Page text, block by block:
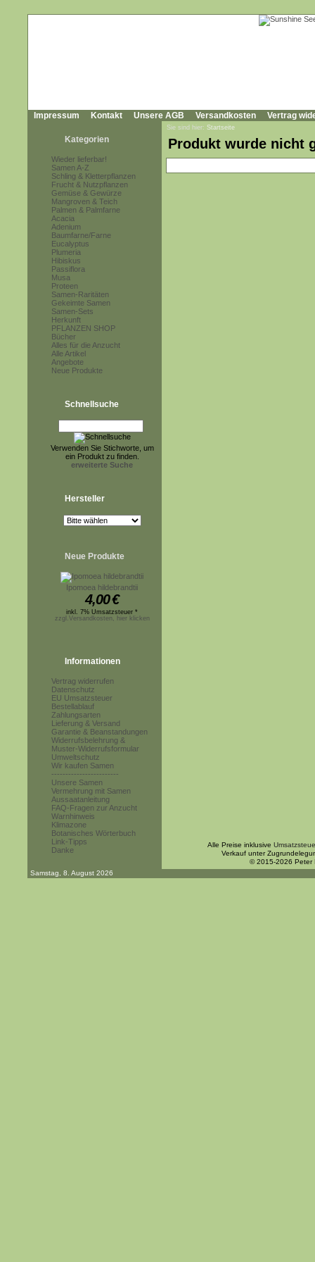
Impressum Kontakt Unsere AGB Versandkosten Vertrag
Kategorien
Wieder lieferbar!
Samen A-Z
Schling & Kletterpflanzen
Frucht & Nutzpflanzen
Gemüse & Gewürze
Mangroven & Teich
Palmen & Palmfarne
Acacia
Adenium
Baumfarne/Farne
Eucalyptus
Plumeria
Hibiskus
Passiflora
Musa
Proteen
Samen-Raritäten
Gekeimte Samen
Samen-Sets
Herkunft
PFLANZEN SHOP
Bücher
Alles für die Anzucht
Alle Artikel
Angebote
Neue Produkte
Schnellsuche
Verwenden Sie Stichworte, um
ein Produkt zu finden.
erweiterte Suche
Hersteller
Neue Produkte
Ipomoea hildebrandtii
4,00€
inkl. 7% Umsatzsteuer *
zzgl.Versandkosten, hier klicken
Informationen
Vertrag widerrufen
Datenschutz
EU Umsatzsteuer
Bestellablauf
Zahlungsarten
Lieferung & Versand
Garantie & Beanstandungen
Widerrufsbelehrung &
Muster-Widerrufsformular
Umweltschutz
Wir kaufen Samen
------------------------
Unsere Samen
Vermehrung mit Samen
Aussaatanleitung
FAQ-Fragen zur Anzucht
Warnhinweis
Klimazone
Botanisches Wörterbuch
Link-Tipps
Danke
Sie sind hier: Startseite
Produkt wurde nicht
Alle Preise inklusive
Verkauf unter
© 2015-2026 Peter
Samstag, 8. August 2026